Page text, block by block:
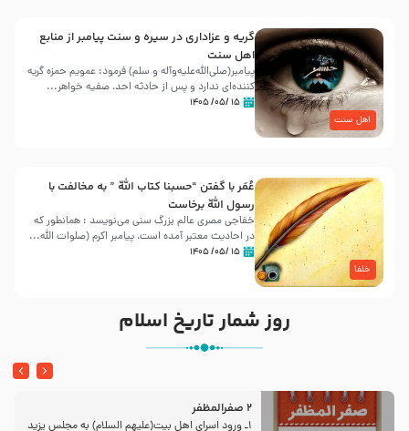
اهل سنت
گریه و عزاداری در سیره و سنت پیامبر از منابع
اهل سنت
پیامبر(صلی‌الله‌علیه‌وآله و سلم) فرمود: عمویم حمزه گریه
کننده‌ای ندارد و پس از حادثه احد، صفیه خواهر...
۱۵ /۰۵/ ۱۴۰۵
خلفا
عُمَر با گفتن “حسبنا كتاب اللّه ” به مخالفت با
رسول اللّه برخاست
خفاجی مصری عالم بزرگ سنی می‌نویسد : همانطور که
در احادیث معتبر آمده است، پیامبر اکرم (صلوات اللّه...
۱۵ /۰۵/ ۱۴۰۵
روز شمار تاریخ اسلام
2 صفرالمظفر
1ـ ورود اسراى اهل بیت‌(علیهم السلام) به مجلس یزید